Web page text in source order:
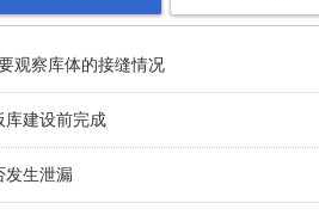
观察库体的接缝情况
库建设前完成
发生泄漏